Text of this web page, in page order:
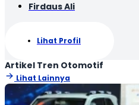
Firdaus Ali
Lihat Profil
Artikel Tren Otomotif
Lihat Lainnya